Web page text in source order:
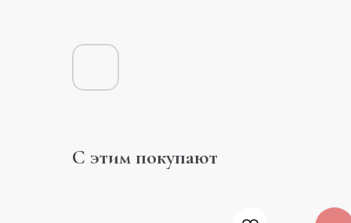
С этим покупают